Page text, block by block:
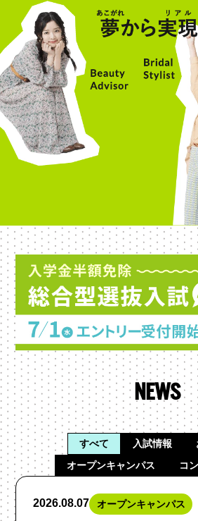
NEWS
すべて 入試情報
オープンキャンパス
コ
2026.08.07 オープンキャンパス